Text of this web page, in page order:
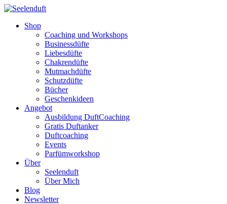
Shop
Coaching und Workshops
Businessdüfte
Liebesdüfte
Chakrendüfte
Mutmachdüfte
Schutzdüfte
Bücher
Geschenkideen
Angebot
Ausbildung DuftCoaching
Gratis Duftanker
Duftcoaching
Events
Parfümworkshop
Über
Seelenduft
Über Mich
Blog
Newsletter